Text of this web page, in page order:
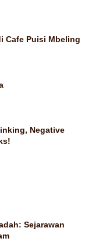
Cafe Puisi Mbeling
Negative
Sejarawan